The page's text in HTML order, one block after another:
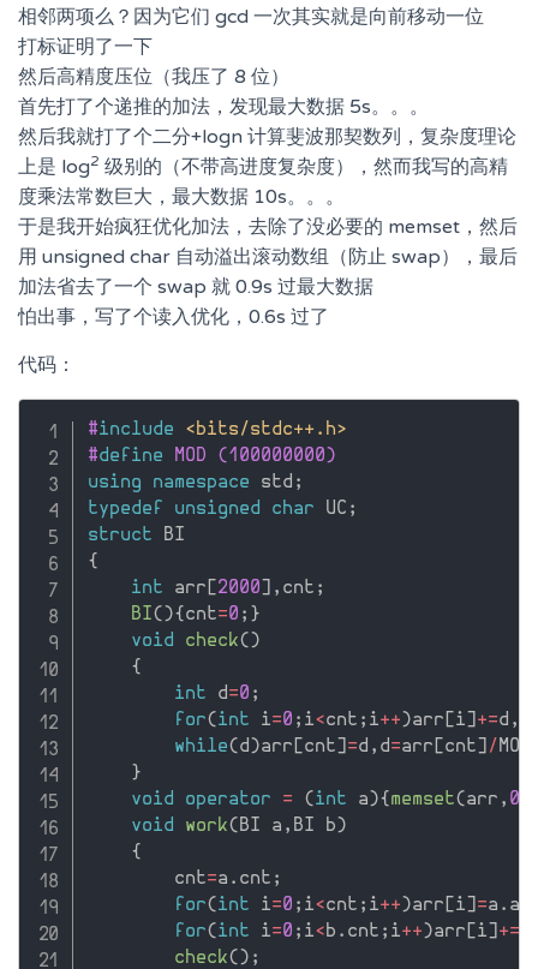
相邻两项么？因为它们 gcd 一次其实就是向前移动一位
打标证明了一下
然后高精度压位（我压了 8 位）
首先打了个递推的加法，发现最大数据 5s。。。
然后我就打了个二分+logn 计算斐波那契数列，复杂度理论
上是 log2 级别的（不带高进度复杂度），然而我写的高精
度乘法常数巨大，最大数据 10s。。。
于是我开始疯狂优化加法，去除了没必要的 memset，然后
用 unsigned char 自动溢出滚动数组（防止 swap），最后
加法省去了一个 swap 就 0.9s 过最大数据
怕出事，写了个读入优化，0.6s 过了
代码：
#include
<bits/stdc++.h>
#define MOD (100000000)
using
namespace std ;
typedef
unsigned char UC ;
struct
{
int arr 2000 , cnt ;
BI( ){ cnt=0 ; }
void
check( )
{
int d =0 ;
for( int i=0 ; i<cnt ; i++ )arr i +=d ,
while( d )arr cnt =d , d =arr cnt / MOD
}
void
operator = ( int a ){ memset( arr , 0
void
work( BI a , BI b )
{
        cnt
=a . cnt ;
for( int i=0 ; i<cnt ; i++ )arr i =a .
for( int i=0 ; i< b . cnt ; i++ )arr i +=
check( ) ;